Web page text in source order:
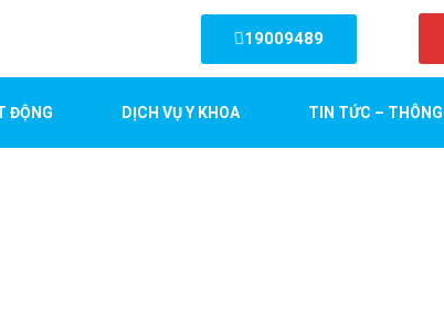
19009489
ĐỘNG DỊCH VỤ Y KHOA TIN TỨC – THÔNG